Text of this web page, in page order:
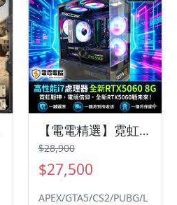
【電電精選】霓虹戰神！Intel i7 處理器 搭配全新 RTX5060 8G 電競電腦 (海景房，全 RGB)
$28,900
$27,500
APEX/GTA5/CS2/PUBG/L